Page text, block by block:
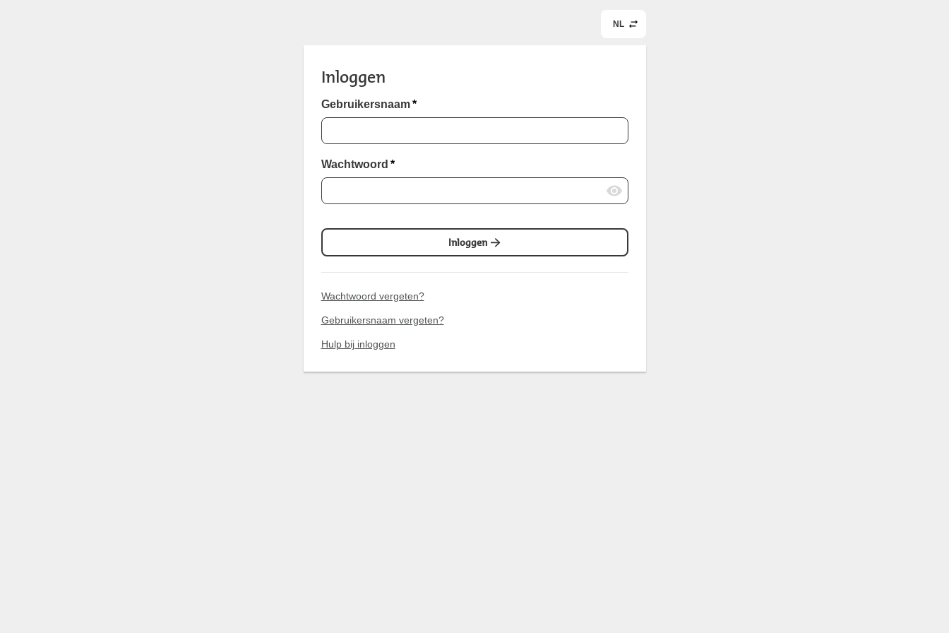
NL
Inloggen
Gebruikersnaam *
Wachtwoord *
Inloggen
Wachtwoord vergeten?
Gebruikersnaam vergeten?
Hulp bij inloggen